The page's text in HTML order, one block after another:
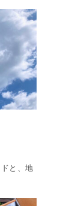
と、地